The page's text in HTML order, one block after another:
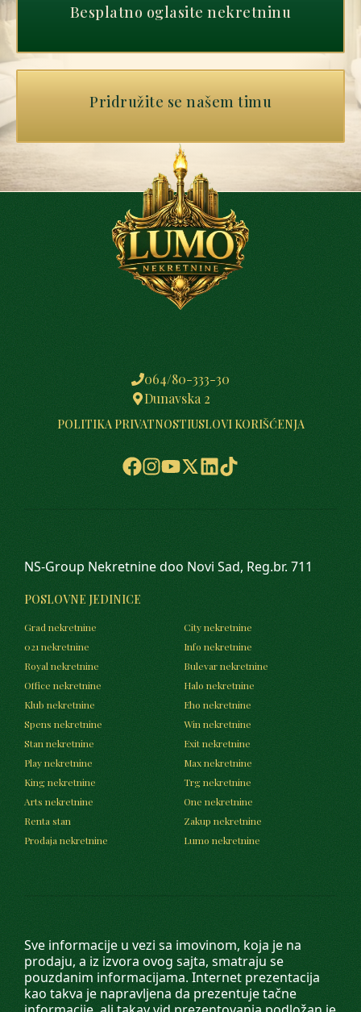
Besplatno oglasite nekretninu
Pridružite se našem timu
064/80-333-30
Dunavska 2
POLITIKA PRIVATNOSTIUSLOVI KORIŠĆENJA
Sve informacije u vezi sa imovinom, koja je na
prodaju, a iz izvora ovog sajta, smatraju se
pouzdanim informacijama. Internet prezentacija
kao takva je napravljena da prezentuje tačne
NS-Group Nekretnine doo Novi Sad, Reg.br. 711
POSLOVNE JEDINICE
Grad nekretnine
City nekretnine
021 nekretnine
Info nekretnine
Royal nekretnine
Bulevar nekretnine
Office nekretnine
Halo nekretnine
Klub nekretnine
Eho nekretnine
Spens nekretnine
Win nekretnine
Stan nekretnine
Exit nekretnine
Play nekretnine
Max nekretnine
King nekretnine
Trg nekretnine
Arts nekretnine
One nekretnine
Renta stan
Zakup nekretnine
Prodaja nekretnine
Lumo nekretnine